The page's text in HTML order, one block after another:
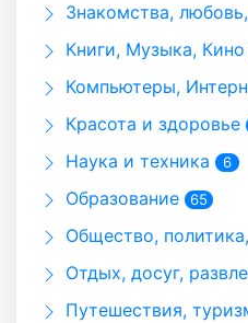
Знакомства,
Книги, Музыка, Кино
Компьютеры,
Красота и здоровье
Наука и техника 6
Образование 65
Общество,
Отдых, досуг,
Путешествия,